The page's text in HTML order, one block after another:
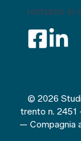
restiamo in
© 2026
trento n. 2451
— Compagnia